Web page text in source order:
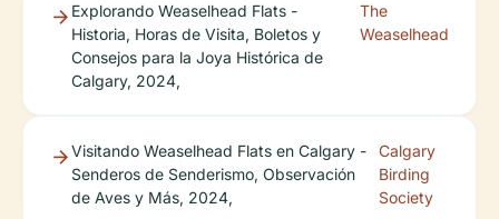
Explorando Weaselhead Flats -
Historia, Horas de Visita, Boletos y
Consejos para la Joya Histórica de
Calgary, 2024,
The
Weaselhead
Visitando Weaselhead Flats en Calgary -
Senderos de Senderismo, Observación
de Aves y Más, 2024,
Calgary
Birding
Society